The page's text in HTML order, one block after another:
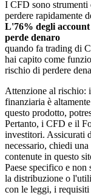
I CFD sono strumenti
perdere rapidamente
L'76% degli
perde denaro
quando fa trading di
hai capito come
rischio di perdere
Attenzione al rischio:
finanziaria è
questo prodotto,
Pertanto, i CFD e il
investitori. Assicurati
necessario, chiedi
contenute in questo
Paese specifico e
la distribuzione o
con le leggi, i